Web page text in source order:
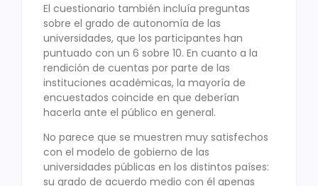
El cuestionario también incluía preguntas
sobre el grado de autonomía de las
universidades, que los participantes han
puntuado con un 6 sobre 10. En cuanto a la
rendición de cuentas por parte de las
instituciones académicas, la mayoría de
encuestados coincide en que deberían
hacerla ante el público en general.
No parece que se muestren muy satisfechos
con el modelo de gobierno de las
universidades públicas en los distintos países:
su grado de acuerdo medio con él apenas